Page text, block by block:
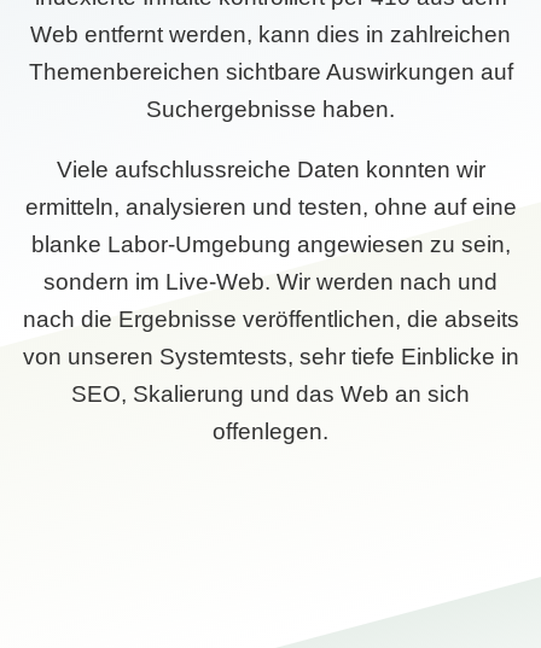
Web entfernt werden, kann dies in zahlreichen
Themenbereichen sichtbare Auswirkungen auf
Suchergebnisse haben.
Viele aufschlussreiche Daten konnten wir
ermitteln, analysieren und testen, ohne auf eine
blanke Labor-Umgebung angewiesen zu sein,
sondern im Live-Web. Wir werden nach und
nach die Ergebnisse veröffentlichen, die abseits
von unseren Systemtests, sehr tiefe Einblicke in
SEO, Skalierung und das Web an sich
offenlegen.